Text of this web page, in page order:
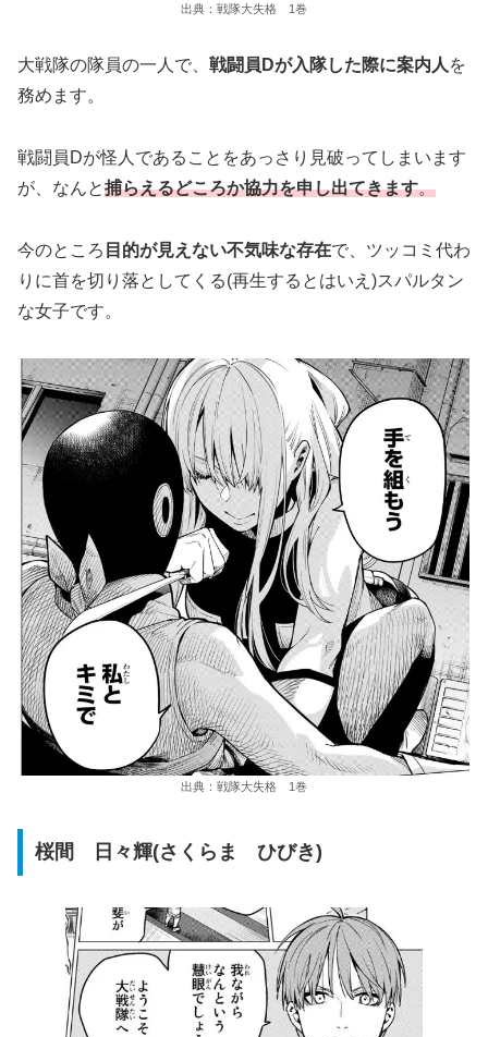
出典：戦隊大失格 1巻
大戦隊の隊員の一人で、 戦闘員Dが入隊した際に案内人 を
務めます。
戦闘員Dが怪人であることをあっさり見破ってしまいます
が、なんと捕らえるどころか協力を申し出てきます。
今のところ 目的が見えない不気味な存在で、ツッコミ代わ
りに首を切り落としてくる(再生するとはいえ)スパルタン
な女子です。
出典：戦隊大失格 1巻
桜間 日々輝(さくらま ひびき)